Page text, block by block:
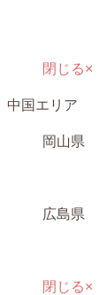
閉じる×
中国エリア
岡山県
広島県
閉じる×